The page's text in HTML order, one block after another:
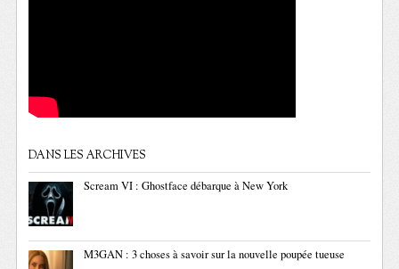
DANS LES ARCHIVES
Scream VI : Ghostface débarque à New York
M3GAN : 3 choses à savoir sur la nouvelle poupée tueuse